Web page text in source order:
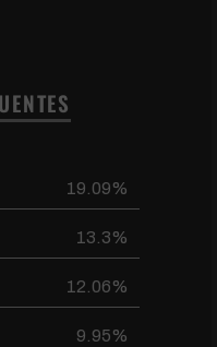
19.09%
13.3%
12.06%
9.95%